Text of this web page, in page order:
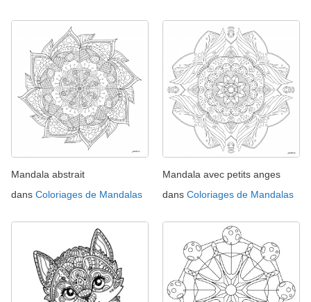
Mandala abstrait
dans Coloriages de Mandalas
Mandala avec petits anges
dans Coloriages de Mandalas